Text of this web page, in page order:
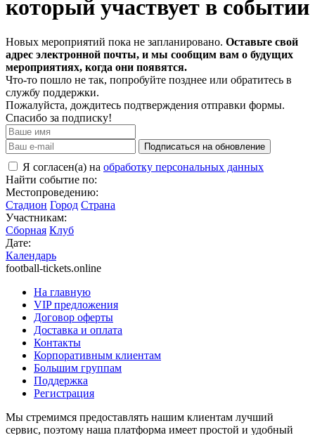
Новых мероприятий пока не запланировано. Оставьте свой
адрес электронной почты, и мы сообщим вам о будущих
мероприятиях, когда они появятся.
Что-то пошло не так, попробуйте позднее или обратитесь в
службу поддержки.
Пожалуйста, дождитесь подтверждения отправки формы.
Спасибо за подписку!
Подписаться на обновление
Я согласен(а) на обработку персональных данных
Найти событие по:
Местопроведению:
Стадион Город Страна
Участникам:
Сборная Клуб
Дате:
Календарь
football-tickets.online
На главную
VIP предложения
Договор оферты
Доставка и оплата
Контакты
Корпоративным клиентам
Большим группам
Поддержка
Регистрация
Мы стремимся предоставлять нашим клиентам лучший
сервис, поэтому наша платформа имеет простой и удобный